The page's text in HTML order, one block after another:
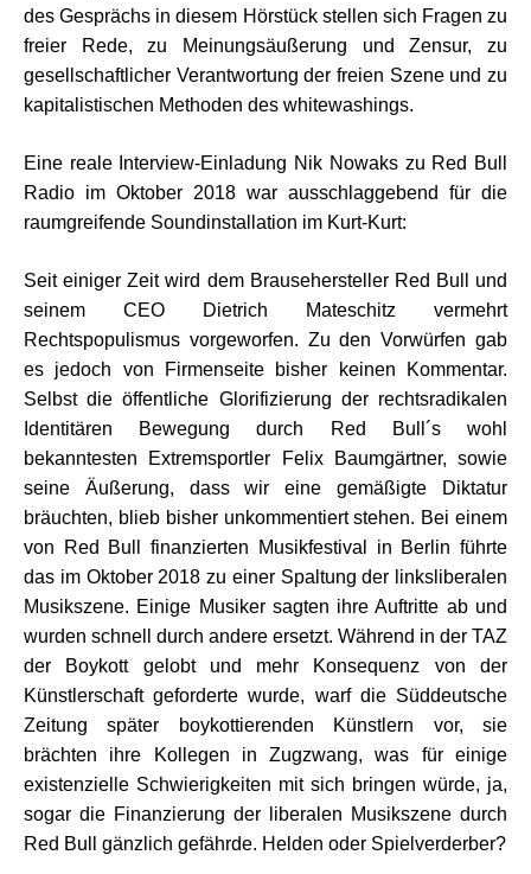
des Gesprächs in diesem Hörstück stellen sich Fragen zu
freier Rede, zu Meinungsäußerung und Zensur, zu
gesellschaftlicher Verantwortung der freien Szene und zu
kapitalistischen Methoden des whitewashings.
Eine reale Interview-Einladung Nik Nowaks zu Red Bull
Radio im Oktober 2018 war ausschlaggebend für die
raumgreifende Soundinstallation im Kurt-Kurt:
Seit einiger Zeit wird dem Brausehersteller Red Bull und
seinem CEO Dietrich Mateschitz vermehrt
Rechtspopulismus vorgeworfen. Zu den Vorwürfen gab
es jedoch von Firmenseite bisher keinen Kommentar.
Selbst die öffentliche Glorifizierung der rechtsradikalen
Identitären Bewegung durch Red Bull´s wohl
bekanntesten Extremsportler Felix Baumgärtner, sowie
seine Äußerung, dass wir eine gemäßigte Diktatur
bräuchten, blieb bisher unkommentiert stehen. Bei einem
von Red Bull finanzierten Musikfestival in Berlin führte
das im Oktober 2018 zu einer Spaltung der linksliberalen
Musikszene. Einige Musiker sagten ihre Auftritte ab und
wurden schnell durch andere ersetzt. Während in der TAZ
der Boykott gelobt und mehr Konsequenz von der
Künstlerschaft geforderte wurde, warf die Süddeutsche
Zeitung später boykottierenden Künstlern vor, sie
brächten ihre Kollegen in Zugzwang, was für einige
existenzielle Schwierigkeiten mit sich bringen würde, ja,
sogar die Finanzierung der liberalen Musikszene durch
Red Bull gänzlich gefährde. Helden oder Spielverderber?